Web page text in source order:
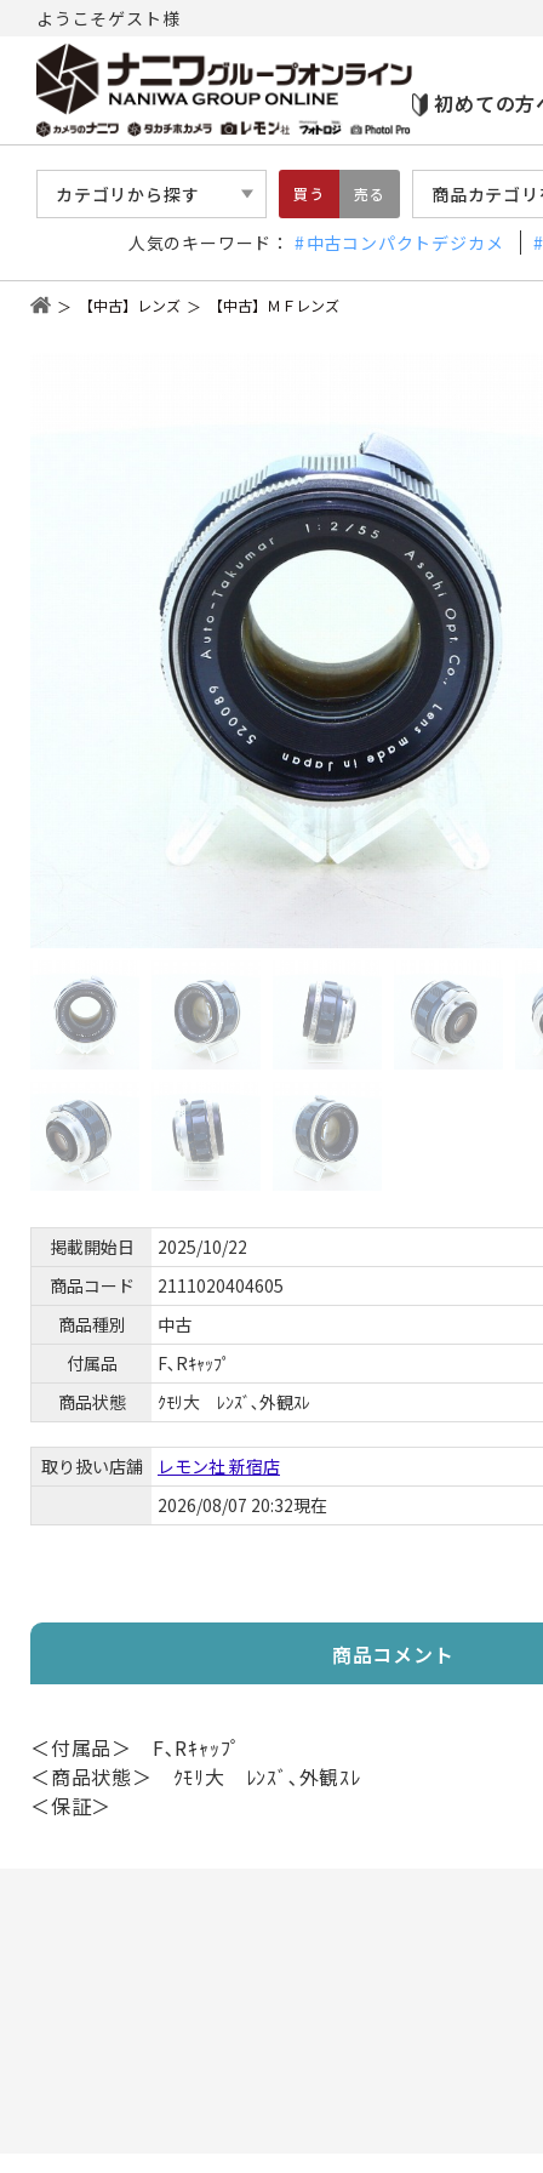
ようこそゲスト様
初めての方
カテゴリから探す 買う 売る 商品カテゴ
人気のキーワード： 中古コンパクトデジカメ
【中古】レンズ 【中古】ＭＦレンズ
掲載開始日
2025/10/22
商品コード
2111020404605
商品種別
中古
付属品
F､Rｷｬｯﾌﾟ
商品状態
ｸﾓﾘ大 ﾚﾝｽﾞ､外観ｽﾚ
取り扱い店舗
レモン社 新宿店
2026/08/07 20:32現在
商品コメント
＜付属品＞ F､Rｷｬｯﾌﾟ
＜商品状態＞ ｸﾓﾘ大 ﾚﾝｽﾞ､外観ｽﾚ
＜保証＞